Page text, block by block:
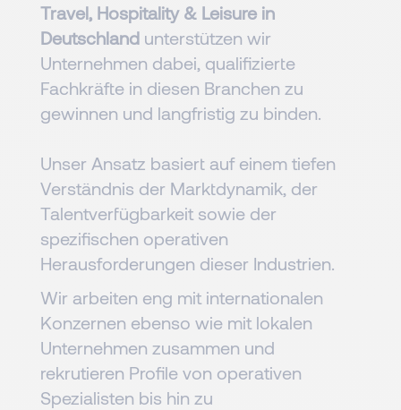
Travel, Hospitality & Leisure in
Deutschland unterstützen wir
Unternehmen dabei, qualifizierte
Fachkräfte in diesen Branchen zu
gewinnen und langfristig zu binden.
Unser Ansatz basiert auf einem tiefen
Verständnis der Marktdynamik, der
Talentverfügbarkeit sowie der
spezifischen operativen
Herausforderungen dieser Industrien.
Wir arbeiten eng mit internationalen
Konzernen ebenso wie mit lokalen
Unternehmen zusammen und
rekrutieren Profile von operativen
Spezialisten bis hin zu